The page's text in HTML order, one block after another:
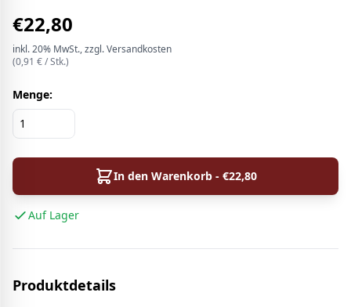
€22,80
inkl.20% MwSt., zzgl. Versandkosten
(0,91 € /Stk.)
Menge:
In den Warenkorb - €22,80
Auf Lager
Produktdetails